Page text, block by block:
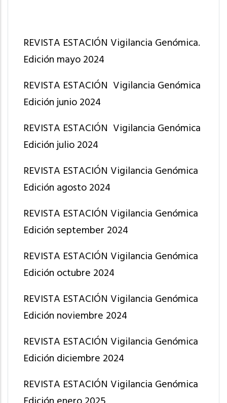
REVISTA ESTACIÓN Vigilancia Genómica.
Edición mayo 2024
REVISTA ESTACIÓN Vigilancia Genómica
Edición junio 2024
REVISTA ESTACIÓN Vigilancia Genómica
Edición julio 2024
REVISTA ESTACIÓN Vigilancia Genómica
Edición agosto 2024
REVISTA ESTACIÓN Vigilancia Genómica
Edición september 2024
REVISTA ESTACIÓN Vigilancia Genómica
Edición octubre 2024
REVISTA ESTACIÓN Vigilancia Genómica
Edición noviembre 2024
REVISTA ESTACIÓN Vigilancia Genómica
Edición diciembre 2024
REVISTA ESTACIÓN Vigilancia Genómica